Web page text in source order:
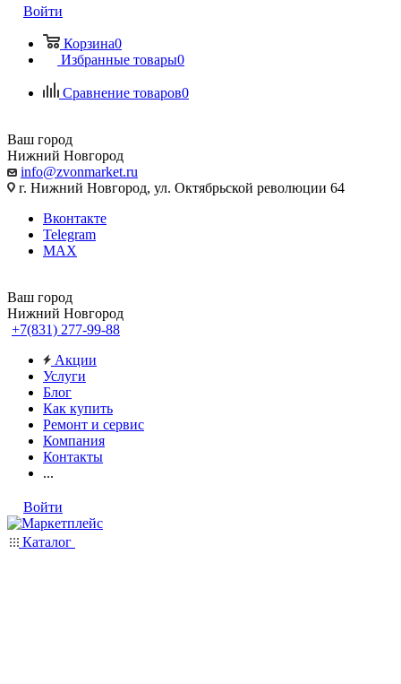
Войти
Корзина0
Избранные товары0
Сравнение товаров0
Ваш город
Нижний Новгород
info@zvonmarket.ru
г. Нижний Новгород, ул. Октябрьской революции 64
Вконтакте
Telegram
MAX
Ваш город
Нижний Новгород
+7(831) 277-99-88
Акции
Услуги
Блог
Как купить
Ремонт и сервис
Компания
Контакты
...
Войти
Каталог